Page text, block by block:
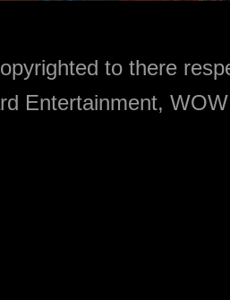
to there
Entertainment,